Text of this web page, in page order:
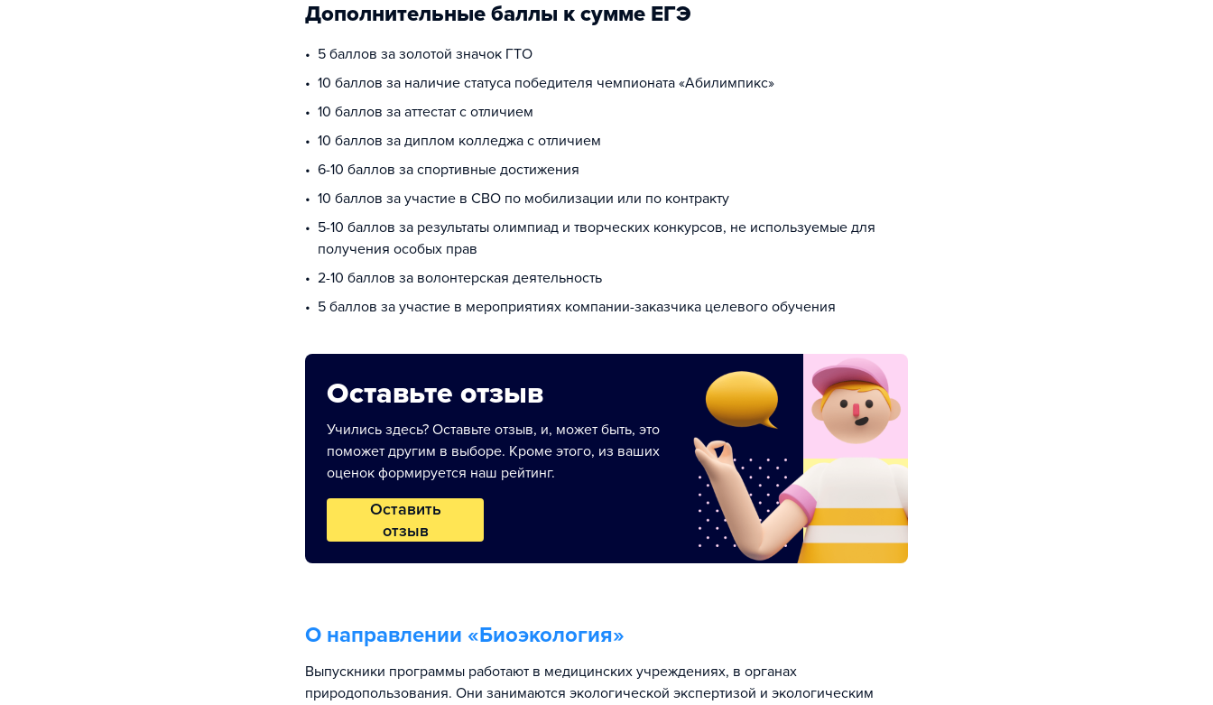
Дополнительные баллы к сумме ЕГЭ
5 баллов за золотой значок ГТО
10 баллов за наличие статуса победителя чемпионата «Абилимпикс»
10 баллов за аттестат с отличием
10 баллов за диплом колледжа с отличием
6-10 баллов за спортивные достижения
10 баллов за участие в СВО по мобилизации или по контракту
5-10 баллов за результаты олимпиад и творческих конкурсов, не используемые для
получения особых прав
2-10 баллов за волонтерская деятельность
5 баллов за участие в мероприятиях компании-заказчика целевого обучения
Оставьте отзыв
Учились здесь? Оставьте отзыв, и, может быть, это
поможет другим в выборе. Кроме этого, из ваших
оценок формируется наш рейтинг.
Оставить
отзыв
О направлении «Биоэкология»
Выпускники программы работают в медицинских учреждениях, в органах
природопользования. Они занимаются экологической экспертизой и экологическим